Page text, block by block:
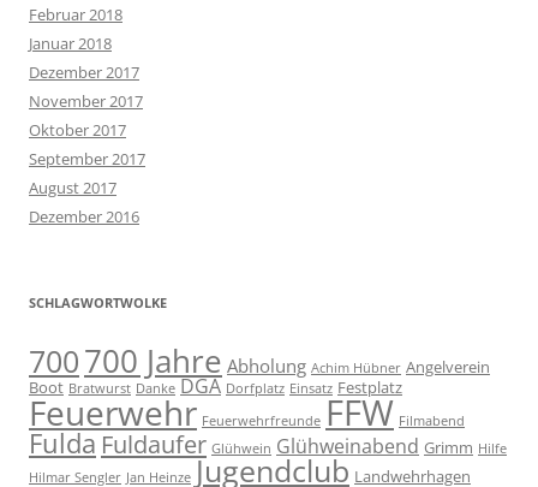
Februar 2018
Januar 2018
Dezember 2017
November 2017
Oktober 2017
September 2017
August 2017
Dezember 2016
SCHLAGWORTWOLKE
700700 Jahre Abholung Achim Hübner Angelverein
Boot Bratwurst Danke DGA Dorfplatz Einsatz Festplatz
Feuerwehr Feuerwehrfreunde FFW Filmabend
Fulda Fuldaufer Glühwein Glühweinabend Grimm Hilfe
Hilmar Sengler Jan Heinze Jugendclub Landwehrhagen